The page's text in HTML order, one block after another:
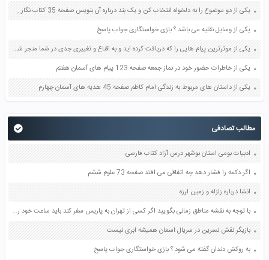
یکی از دو موضوع را به دلخواه انتخاب کن و یک بند درباره آن بنویس صفحه 35 کتاب نگارش فارسی سوم
یکی از وسایل نقلیه می باشد ؟ بازی خواستگاری جواب پاسخ
یکی از موثرترین پیام هایی را که دریافت کرده اید و به اقناع و تغییری جدی در شما منجر شده است برسی کنید و علت این تاثیر گذاری قابل توجه را بنویسید صفحه 52 تفکر و سواد رسانه ای دهم
یکی از خاطرات حضور خود در نماز جمعه صفحه 123 پیام های آسمان هفتم
یکی از داستان های مربوط به زندگی امام کاظم صفحه 45 هدیه های آسمان چهارم
مطالب تصادفی
ادبیات بومی استان بوشهر درس آزاد کتاب فارسی
اگر دکمه را فشار دهد چه اتفاقی می افتد صفحه 73 علوم ششم
انشا درباره زلزله و زمین لرزه
با توجه به نقشه مناطق زمانی بگویید اگر کسی از تهران به پاریس سفر کند باید ساعت خود را جلو بکشد یا عقب چرا صفحه 11 مطالعات اجتماعی نهم
بازیگر نقش نسرین در سریال اسمان همیشه ابری نیست
به روکش دندان گفته می شود ؟ بازی خواستگاری جواب پاسخ